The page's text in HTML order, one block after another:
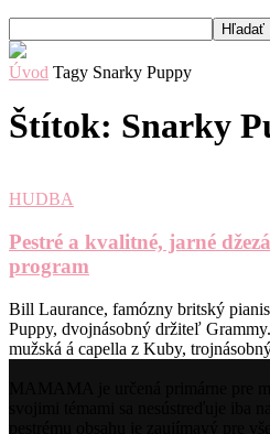
Úvod Tagy Snarky Puppy
Štítok: Snarky
HUDBA
Pestré a kvalitné, jarné
program
Bill Laurance, famózny britský
Puppy, dvojnásobný držiteľ
mužská á capella z Kuby,